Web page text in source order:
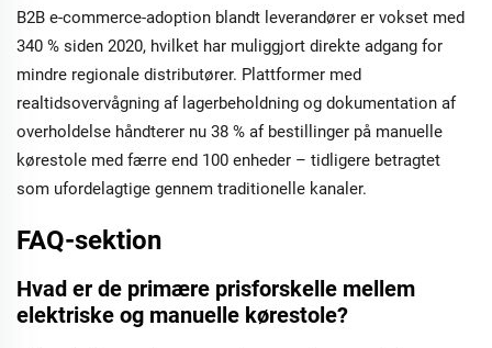
B2B e-commerce-adoption blandt leverandører er vokset med
340 % siden 2020, hvilket har muliggjort direkte adgang for
mindre regionale distributører. Plattformer med
realtidsovervågning af lagerbeholdning og dokumentation af
overholdelse håndterer nu 38 % af bestillinger på manuelle
kørestole med færre end 100 enheder – tidligere betragtet
som ufordelagtige gennem traditionelle kanaler.
FAQ-sektion
Hvad er de primære prisforskelle mellem
elektriske og manuelle kørestole?